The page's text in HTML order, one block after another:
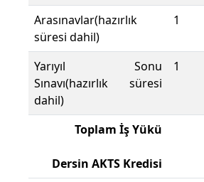
Arasınavlar(hazırlık
süresi dahil)
1
Yarıyıl Sonu
Sınavı(hazırlık süresi
dahil)
1
Toplam İş Yükü
Dersin AKTS Kredisi